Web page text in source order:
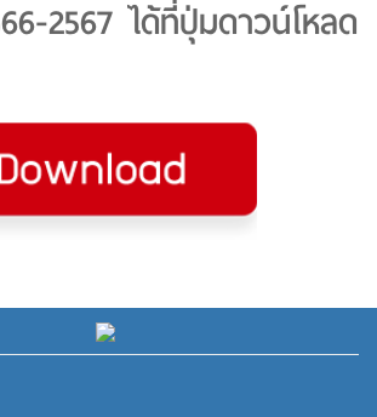
2567 ได้ที่ปุ่มดาวน์โหลด